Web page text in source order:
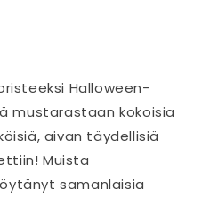
Halloween-
mustarastaan kokoisia
aivan täydellisiä
Muista
samanlaisia